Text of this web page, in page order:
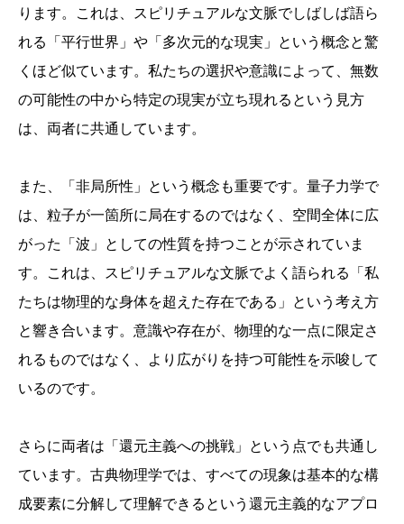
ります。これは、スピリチュアルな文脈でしばしば語ら
れる「平行世界」や「多次元的な現実」という概念と驚
くほど似ています。私たちの選択や意識によって、無数
の可能性の中から特定の現実が立ち現れるという見方
は、両者に共通しています。
また、「非局所性」という概念も重要です。量子力学で
は、粒子が一箇所に局在するのではなく、空間全体に広
がった「波」としての性質を持つことが示されていま
す。これは、スピリチュアルな文脈でよく語られる「私
たちは物理的な身体を超えた存在である」という考え方
と響き合います。意識や存在が、物理的な一点に限定さ
れるものではなく、より広がりを持つ可能性を示唆して
いるのです。
さらに両者は「還元主義への挑戦」という点でも共通し
ています。古典物理学では、すべての現象は基本的な構
成要素に分解して理解できるという還元主義的なアプロ